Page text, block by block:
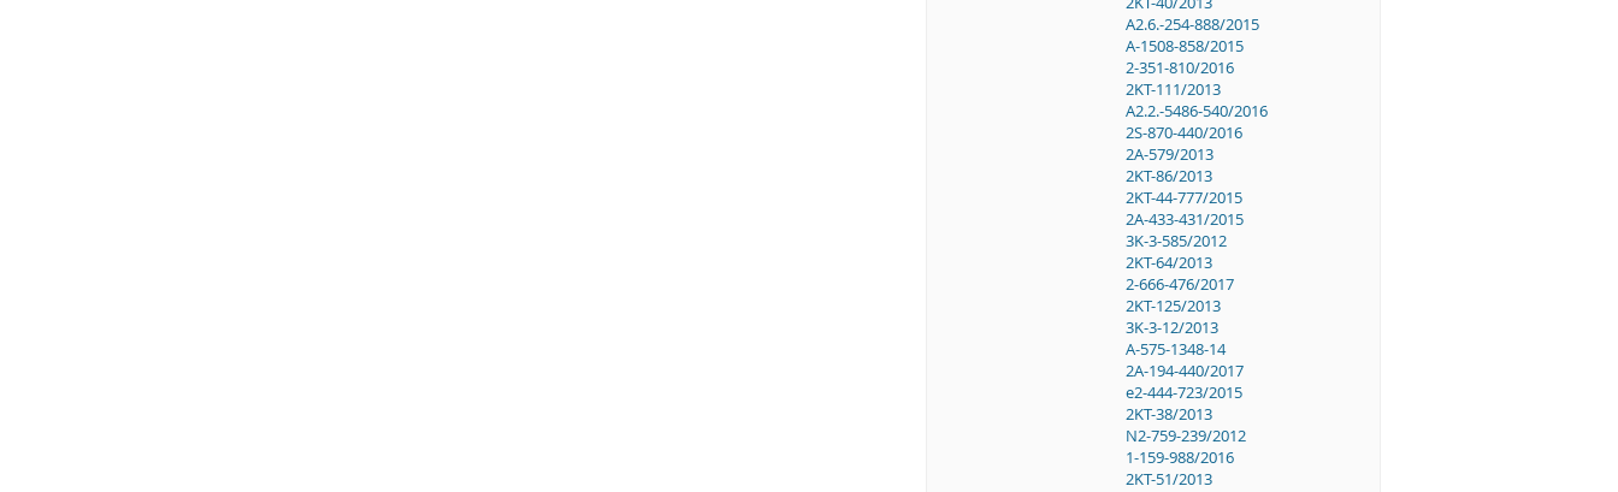
A2.6.-254-888/2015
A-1508-858/2015
2-351-810/2016
2KT-111/2013
A2.2.-5486-540/2016
2S-870-440/2016
2A-579/2013
2KT-86/2013
2KT-44-777/2015
2A-433-431/2015
3K-3-585/2012
2KT-64/2013
2-666-476/2017
2KT-125/2013
3K-3-12/2013
A-575-1348-14
2A-194-440/2017
e2-444-723/2015
2KT-38/2013
N2-759-239/2012
1-159-988/2016
2KT-51/2013